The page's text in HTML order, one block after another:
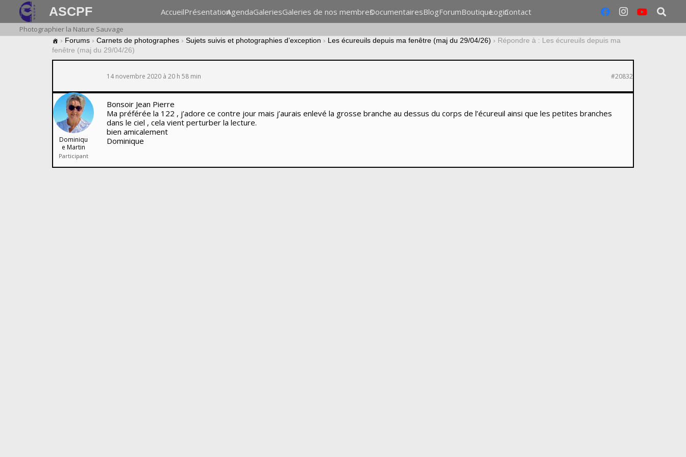
ASCPF AccueilPrésentationAgendaGaleriesGaleries de nos membresDocumentairesBlogForumBoutiqueLoginContact
Photographier la Nature Sauvage
› Forums › Carnets de photographes › Sujets suivis et photographies d’exception › Les écureuils depuis ma fenêtre (maj du 29/04/26) › Répondre à : Les écureuils depuis ma
fenêtre (maj du 29/04/26)
14 novembre 2020 à 20 h 58 min #20832
Dominiqu
e Martin
Participant
Bonsoir Jean Pierre
Ma préférée la 122 , j’adore ce contre jour mais j’aurais enlevé la grosse branche au dessus du corps de l’écureuil ainsi que les petites branches
dans le ciel , cela vient perturber la lecture.
bien amicalement
Dominique